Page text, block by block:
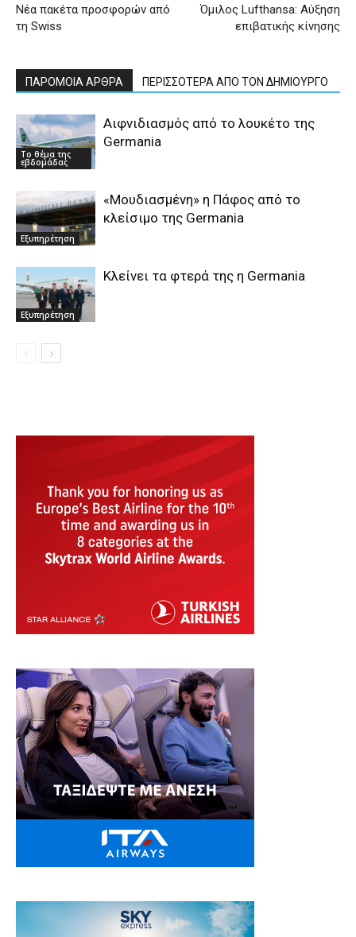
Νέα πακέτα προσφορών από
τη Swiss
Όμιλος Lufthansa: Αύξηση
επιβατικής κίνησης
ΠΑΡΟΜΟΙΑ ΑΡΘΡΑ ΠΕΡΙΣΣΟΤΕΡΑ ΑΠΟ ΤΟΝ ΔΗΜΙΟΥΡΓΟ
Το θέμα της
εβδομάδας
Αιφνιδιασμός από το λουκέτο της
Germania
Εξυπηρέτηση
«Μουδιασμένη» η Πάφος από το
κλείσιμο της Germania
Εξυπηρέτηση
Κλείνει τα φτερά της η Germania